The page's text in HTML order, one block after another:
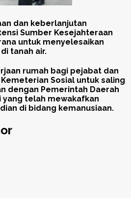
dan keberlanjutan
Sumber Kesejahteraan
untuk menyelesaikan
tanah air.
rumah bagi pejabat dan
Sosial untuk saling
dengan Pemerintah Daerah
telah mewakafkan
di bidang kemanusiaan.